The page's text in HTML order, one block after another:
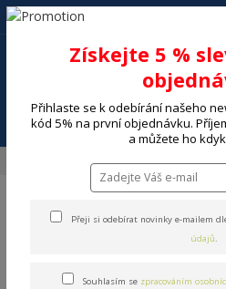
+420 602 494 600
Blog
Získejte 5 %
Přihlaste se k odebírání našeho
kód 5% na první objednávku.
a můžete ho
Přeji si odebírat novinky e-mailem
údajů.
Souhlasím se zpracováním